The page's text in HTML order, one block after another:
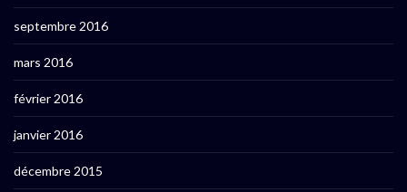
septembre 2016
mars 2016
février 2016
janvier 2016
décembre 2015